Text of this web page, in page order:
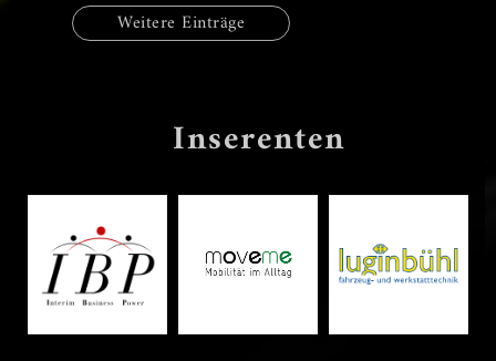
Weitere Einträge
Inserenten